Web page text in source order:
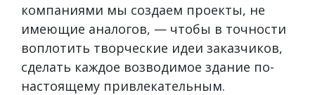
компаниями мы создаем проекты, не
имеющие аналогов, — чтобы в точности
воплотить творческие идеи заказчиков,
сделать каждое возводимое здание по-
настоящему привлекательным.